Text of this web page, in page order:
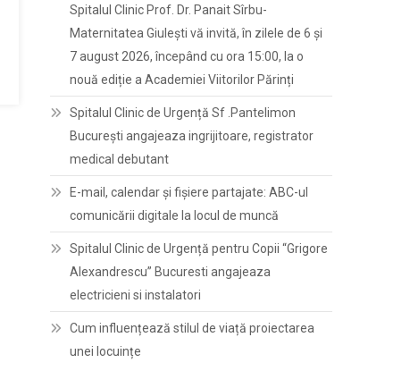
Spitalul Clinic Prof. Dr. Panait Sîrbu-
Maternitatea Giulești vă invită, în zilele de 6 și
7 august 2026, începând cu ora 15:00, la o
nouă ediție a Academiei Viitorilor Părinți
Spitalul Clinic de Urgență Sf .Pantelimon
București angajeaza ingrijitoare, registrator
medical debutant
E-mail, calendar şi fişiere partajate: ABC-ul
comunicării digitale la locul de muncă
Spitalul Clinic de Urgență pentru Copii “Grigore
Alexandrescu” Bucuresti angajeaza
electricieni si instalatori
Cum influențează stilul de viață proiectarea
unei locuințe